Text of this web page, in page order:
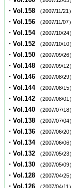
・Vol.158 （2007/11/21）
・Vol.156 （2007/11/07）
・Vol.154 （2007/10/24）
・Vol.152 （2007/10/10）
・Vol.150 （2007/09/26）
・Vol.148 （2007/09/12）
・Vol.146 （2007/08/29）
・Vol.144 （2007/08/15）
・Vol.142 （2007/08/01）
・Vol.140 （2007/07/18）
・Vol.138 （2007/07/04）
・Vol.136 （2007/06/20）
・Vol.134 （2007/06/06）
・Vol.132 （2007/05/23）
・Vol.130 （2007/05/09）
・Vol.128 （2007/04/25）
・Vol.126 （2007/04/11）